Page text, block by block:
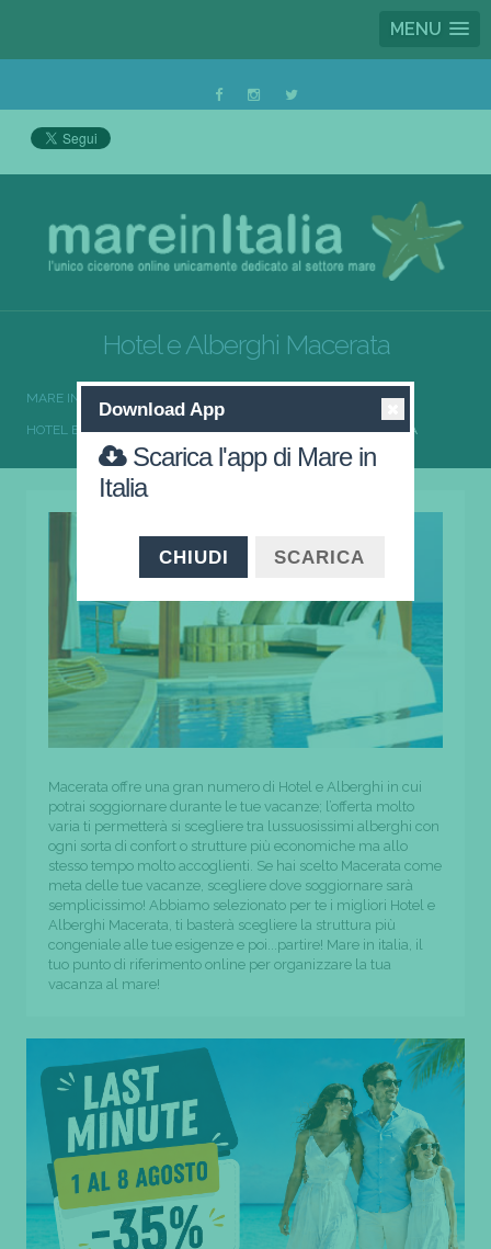
MENU
Hotel e Alberghi Macerata
MARE IN ITALIA
HOTEL E ALBERGHI MARCHE HOTEL E ALBERGHI MACERATA
Macerata offre una gran numero di Hotel e Alberghi in cui
potrai soggiornare durante le tue vacanze; l’offerta molto
varia ti permetterà si scegliere tra lussuosissimi alberghi con
ogni sorta di confort o strutture più economiche ma allo
stesso tempo molto accoglienti. Se hai scelto Macerata come
meta delle tue vacanze, scegliere dove soggiornare sarà
semplicissimo! Abbiamo selezionato per te i migliori Hotel e
Alberghi Macerata, ti basterà scegliere la struttura più
congeniale alle tue esigenze e poi...partire! Mare in italia, il
tuo punto di riferimento online per organizzare la tua
vacanza al mare!
Download App
Scarica l'app di Mare in
Italia
CHIUDI SCARICA